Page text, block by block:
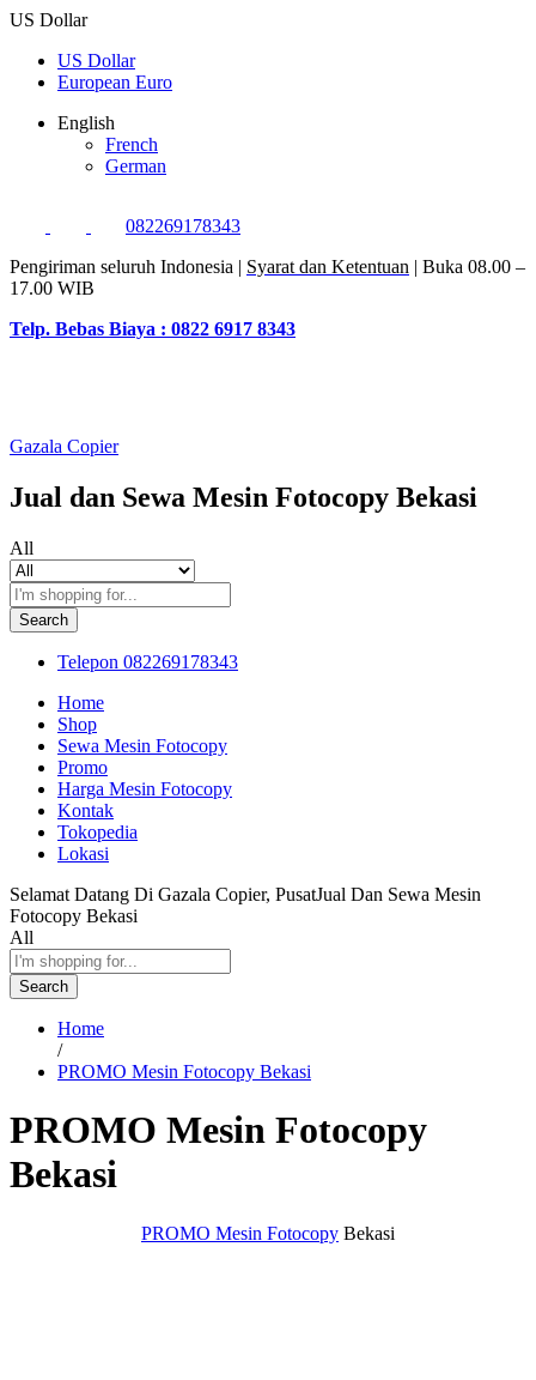
US Dollar
US Dollar
European Euro
English
French
German
082269178343
Pengiriman seluruh Indonesia | Syarat dan Ketentuan | Buka 08.00 –
17.00 WIB
Telp. Bebas Biaya : 0822 6917 8343
Gazala Copier
Jual dan Sewa Mesin Fotocopy Bekasi
All
Search
Telepon 082269178343
Home
Shop
Sewa Mesin Fotocopy
Promo
Harga Mesin Fotocopy
Kontak
Tokopedia
Lokasi
Selamat Datang Di Gazala Copier, PusatJual Dan Sewa Mesin
Fotocopy Bekasi
All
Search
Home
/
PROMO Mesin Fotocopy Bekasi
PROMO Mesin Fotocopy
Bekasi
PROMO Mesin Fotocopy Bekasi